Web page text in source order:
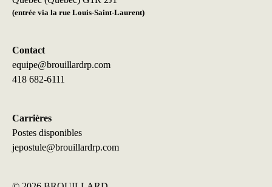
(entrée via la rue Louis-Saint-Laurent)
Contact
equipe@brouillardrp.com
418 682-6111
Carrières
Postes disponibles
jepostule@brouillardrp.com